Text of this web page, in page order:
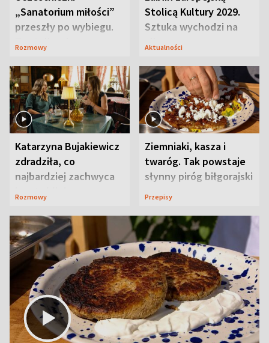
„Sanatorium miłości”
przeszły po wybiegu.
Te stylizacje
Rozmowy
Stolicą Kultury 2029.
Sztuka wychodzi na
ulice
Aktualności
Katarzyna Bujakiewicz
zdradziła, co
najbardziej zachwyca
ją w Lublinie
Rozmowy
Ziemniaki, kasza i
twaróg. Tak powstaje
słynny piróg biłgorajski
Przepisy